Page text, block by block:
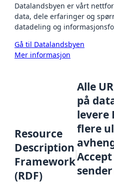
Datalandsbyen er vårt
data, dele erfaringer og
datadeling og
Gå til Datalandsbyen
Mer informasjon
Resource
Description
Framework
(RDF)
Alle
på
levere
flere